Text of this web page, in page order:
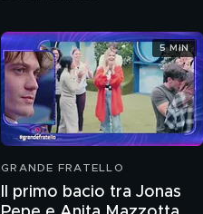
GRANDE FRATELLO
Il primo bacio tra Jonas
5 MIN